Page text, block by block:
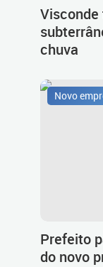
chuva
Novo
Prefeito
do novo